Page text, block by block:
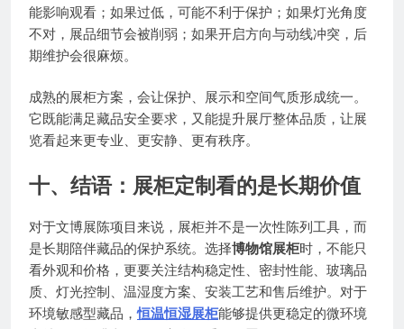
能影响观看；如果过低，可能不利于保护；如果灯光角度
不对，展品细节会被削弱；如果开启方向与动线冲突，后
期维护会很麻烦。
成熟的展柜方案，会让保护、展示和空间气质形成统一。
它既能满足藏品安全要求，又能提升展厅整体品质，让展
览看起来更专业、更安静、更有秩序。
十、结语：展柜定制看的是长期价值
对于文博展陈项目来说，展柜并不是一次性陈列工具，而
是长期陪伴藏品的保护系统。选择博物馆展柜时，不能只
看外观和价格，更要关注结构稳定性、密封性能、玻璃品
质、灯光控制、温湿度方案、安装工艺和售后维护。对于
环境敏感型藏品，恒温恒湿展柜能够提供更稳定的微环境